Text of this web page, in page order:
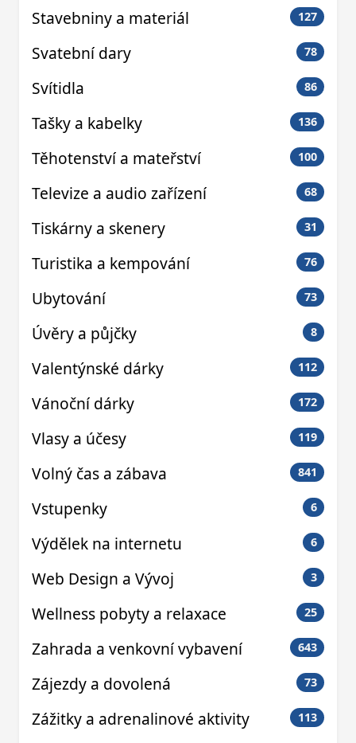
Stavebniny a materiál 127
Svatební dary 78
Svítidla 86
Tašky a kabelky 136
Těhotenství a mateřství 100
Televize a audio zařízení 68
Tiskárny a skenery 31
Turistika a kempování 76
Ubytování 73
Úvěry a půjčky 8
Valentýnské dárky 112
Vánoční dárky 172
Vlasy a účesy 119
Volný čas a zábava 841
Vstupenky 6
Výdělek na internetu 6
Web Design a Vývoj 3
Wellness pobyty a relaxace 25
Zahrada a venkovní vybavení 643
Zájezdy a dovolená 73
Zážitky a adrenalinové aktivity 113